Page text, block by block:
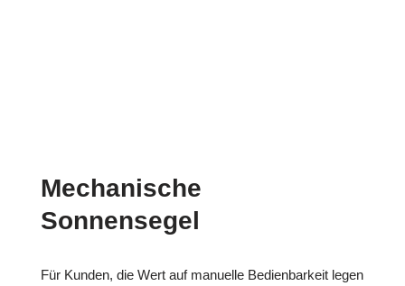
Mechanische
Sonnensegel
Für Kunden, die Wert auf manuelle Bedienbarkeit legen